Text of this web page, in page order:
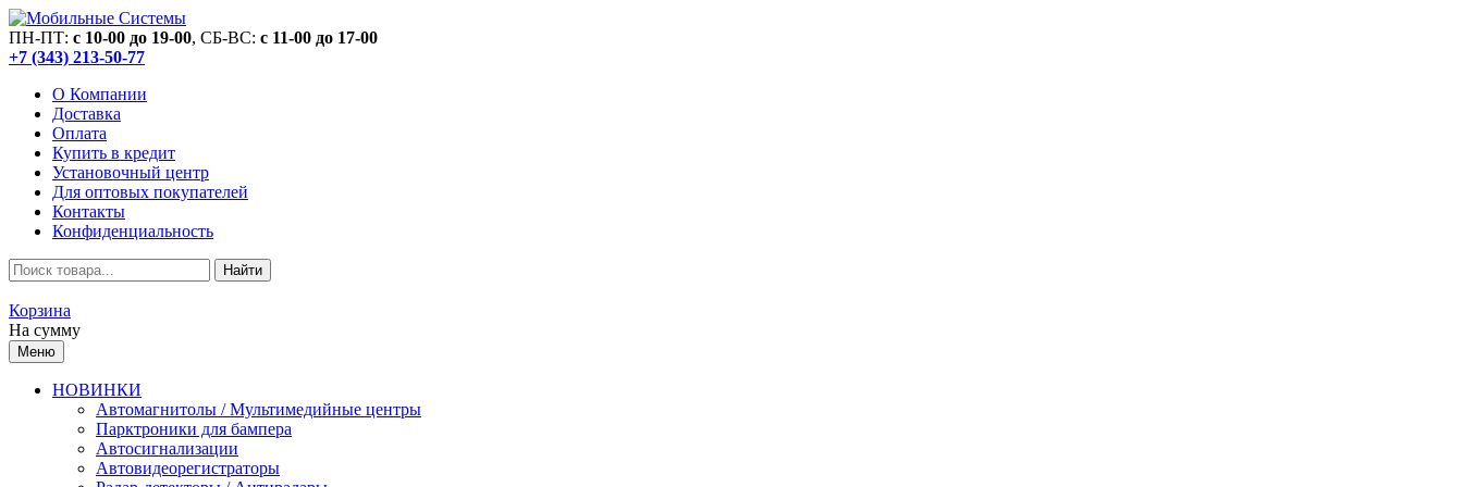
ПН-ПТ: c 10-00 до 19-00, СБ-ВС: c 11-00 до 17-00
+7 (343) 213-50-77
О Компании
Доставка
Оплата
Купить в кредит
Установочный центр
Для оптовых покупателей
Контакты
Конфиденциальность
Найти
Корзина
На сумму
Меню
НОВИНКИ
Автомагнитолы / Мультимедийные центры
Парктроники для бампера
Автосигнализации
Автовидеорегистраторы